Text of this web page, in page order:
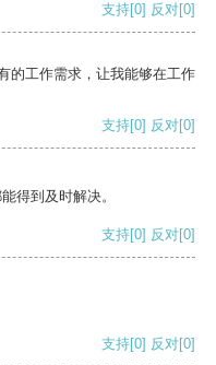
支持[0] 反对[0]
的工作需求，让我能够在工作
支持[0] 反对[0]
得到及时解决。
支持[0] 反对[0]
支持[0] 反对[0]